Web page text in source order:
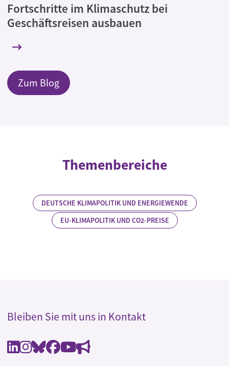
Fortschritte im Klimaschutz bei
Geschäftsreisen ausbauen
Zum Blog
Themenbereiche
DEUTSCHE KLIMAPOLITIK UND ENERGIEWENDE
EU-KLIMAPOLITIK UND CO2-PREISE
Bleiben Sie mit uns in Kontakt